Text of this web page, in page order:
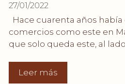
27/01/2022
Hace cuarenta años
comercios como este en
que solo queda este, al
Leer más